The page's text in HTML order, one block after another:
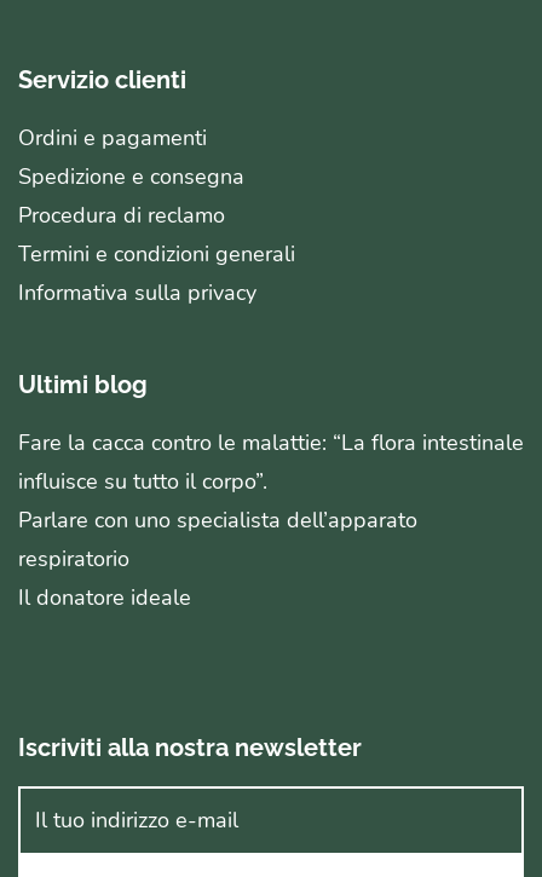
Servizio clienti
Ordini e pagamenti
Spedizione e consegna
Procedura di reclamo
Termini e condizioni generali
Informativa sulla privacy
Ultimi blog
Fare la cacca contro le malattie: “La flora intestinale
influisce su tutto il corpo”.
Parlare con uno specialista dell’apparato
respiratorio
Il donatore ideale
Iscriviti alla nostra newsletter